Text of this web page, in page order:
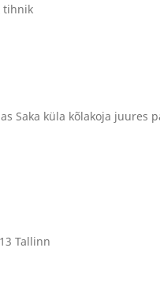
tihnik
Saka küla kõlakoja juures
Tallinn